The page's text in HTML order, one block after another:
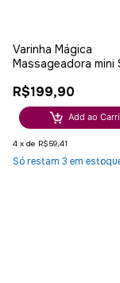
Varinha Mágica
Massageadora mini
R$199,90
Add ao
4 x de R$59,41
Só restam 3 em